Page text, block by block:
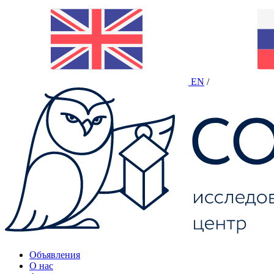
EN /
Объявления
О нас